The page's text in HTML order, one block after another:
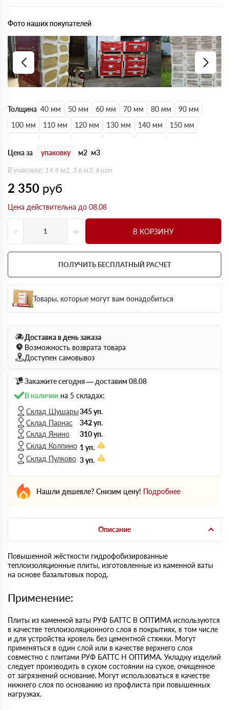
Толщина 40 мм 50 мм 60 мм 70 мм 80 мм
90 мм
100 мм
110 мм 120 мм 130 мм 140 мм
150 мм
220 мм
230 мм 240 мм
Цена за упаковку м2 м3
В упаковке: 14.4 м2, 3.6 м3, 6 шт
2 350 руб
Цена действительна до 08.08
- + В КОРЗИНУ
ПОЛУЧИТЬ БЕСПЛАТНЫЙ РАСЧЕТ
Товары, которые могут вам понадобиться
Фото наших покупателей
Доставка в день заказа
Возможность возврата товара
Доступен самовывоз
Закажите сегодня — доставим 08.08
В наличии на 5 складах:
Склад Шушары345 уп.
Склад Парнас
342 уп.
Склад Янино
310 уп.
Склад Колпино 1 уп.
Склад Пулково 3 уп.
Нашли дешевле? Снизим цену! Подробнее
Описание
Повышенной жёсткости гидрофобизированные
теплоизоляционные плиты, изготовленные из каменной ваты
на основе базальтовых пород.
Применение:
Плиты из каменной ваты РУФ БАТТС В ОПТИМА используются
в качестве теплоизоляционного слоя в покрытиях, в том числе
и для устройства кровель без цементной стяжки. Могут
применяться в один слой или в качестве верхнего слоя
совместно с плитами РУФ БАТТС Н ОПТИМА. Укладку изделий
следует производить в сухом состоянии на сухое, очищенное
от загрязнений основание. Могут использоваться в качестве
нижнего слоя по основанию из профлиста при повышенных
нагрузках.